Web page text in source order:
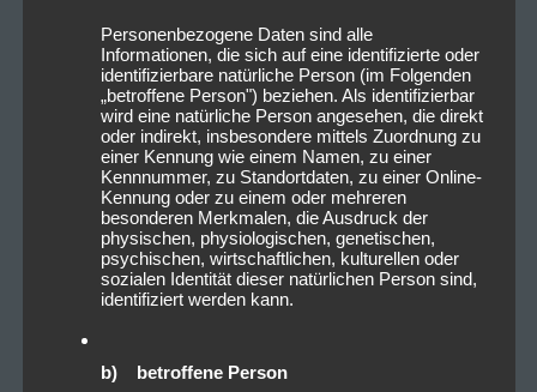
Personenbezogene Daten sind alle
Informationen, die sich auf eine identifizierte oder
identifizierbare natürliche Person (im Folgenden
„betroffene Person") beziehen. Als identifizierbar
wird eine natürliche Person angesehen, die direkt
oder indirekt, insbesondere mittels Zuordnung zu
einer Kennung wie einem Namen, zu einer
Kennnummer, zu Standortdaten, zu einer Online-
Kennung oder zu einem oder mehreren
besonderen Merkmalen, die Ausdruck der
physischen, physiologischen, genetischen,
psychischen, wirtschaftlichen, kulturellen oder
sozialen Identität dieser natürlichen Person sind,
identifiziert werden kann.
b) betroffene Person